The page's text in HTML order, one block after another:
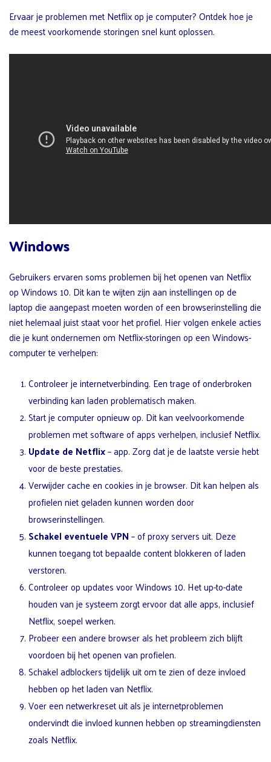
Ervaar je problemen met Netflix op je computer? Ontdek hoe je
de meest voorkomende storingen snel kunt oplossen.
Windows
Gebruikers ervaren soms problemen bij het openen van Netflix
op Windows 10. Dit kan te wijten zijn aan instellingen op de
laptop die aangepast moeten worden of een browserinstelling die
niet helemaal juist staat voor het profiel. Hier volgen enkele acties
die je kunt ondernemen om Netflix-storingen op een Windows-
computer te verhelpen:
Controleer je internetverbinding. Een trage of onderbroken
verbinding kan laden problematisch maken.
Start je computer opnieuw op. Dit kan veelvoorkomende
problemen met software of apps verhelpen, inclusief Netflix.
Update de Netflix– app. Zorg dat je de laatste versie hebt
voor de beste prestaties.
Verwijder cache en cookies in je browser. Dit kan helpen als
profielen niet geladen kunnen worden door
browserinstellingen.
Schakel eventuele VPN– of proxy servers uit. Deze
kunnen toegang tot bepaalde content blokkeren of laden
verstoren.
Controleer op updates voor Windows 10. Het up-to-date
houden van je systeem zorgt ervoor dat alle apps, inclusief
Netflix, soepel werken.
Probeer een andere browser als het probleem zich blijft
voordoen bij het openen van profielen.
Schakel adblockers tijdelijk uit om te zien of deze invloed
hebben op het laden van Netflix.
Voer een netwerkreset uit als je internetproblemen
ondervindt die invloed kunnen hebben op streamingdiensten
zoals Netflix.